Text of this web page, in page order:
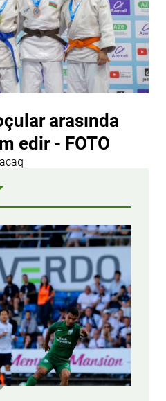
arasında
edir - FOTO